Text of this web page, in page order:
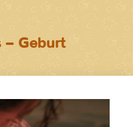
– Geburt